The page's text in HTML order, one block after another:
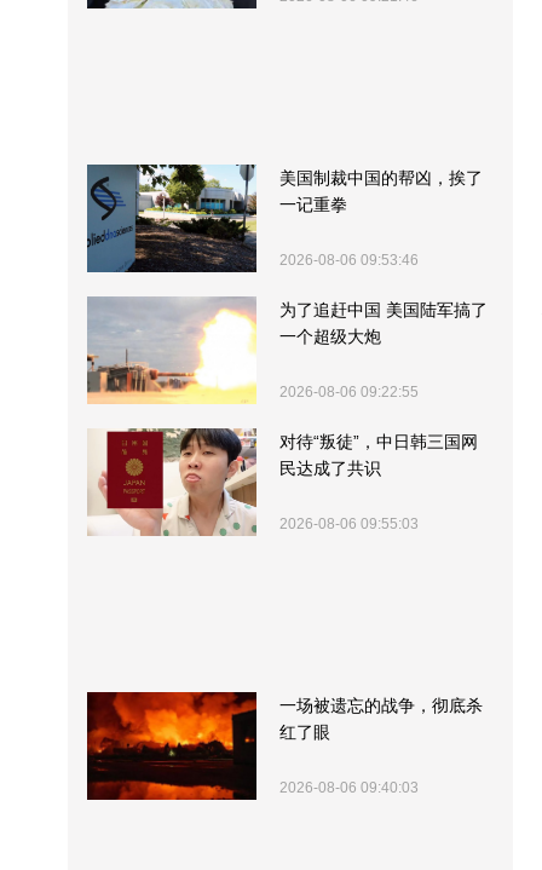
美国制裁中国的帮凶，挨了
一记重拳
2026-08-06 09:53:46
为了追赶中国 美国陆军搞了
一个超级大炮
2026-08-06 09:22:55
对待“叛徒”，中日韩三国网
民达成了共识
2026-08-06 09:55:03
一场被遗忘的战争，彻底杀
红了眼
2026-08-06 09:40:03